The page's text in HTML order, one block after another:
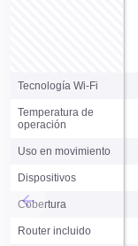
Tecnología Wi-Fi
Temperatura de
operación
Uso en movimiento
Dispositivos
Cobertura
Router incluido
Tecnología Wi-Fi
Temperatura de
operación
Uso en movimiento
Dispositivos
Cobertura
Router incluido